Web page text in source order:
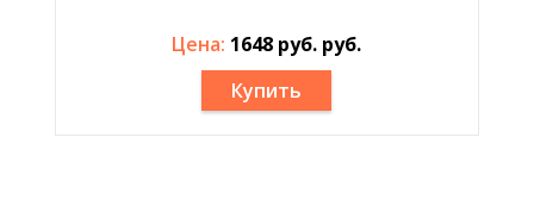
Цена: 1648 руб. руб.
Купить